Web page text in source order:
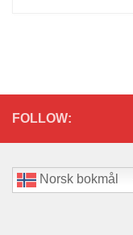
FOLLOW:
Norsk bokmål